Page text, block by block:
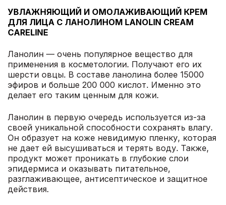
УВЛАЖНЯЮЩИЙ И ОМОЛАЖИВАЮЩИЙ КРЕМ
ДЛЯ ЛИЦА С ЛАНОЛИНОМ LANOLIN CREAM
CARELINE
Ланолин — очень популярное вещество для
применения в косметологии. Получают его их
шерсти овцы. В составе ланолина более 15000
эфиров и больше 200 000 кислот. Именно это
делает его таким ценным для кожи.
Ланолин в первую очередь используется из-за
своей уникальной способности сохранять влагу.
Он образует на коже невидимую пленку, которая
не дает ей высушиваться и терять воду. Также,
продукт может проникать в глубокие слои
эпидермиса и оказывать питательное,
разглаживающее, антисептическое и защитное
действия.